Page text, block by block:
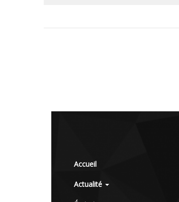
Accueil
Actualité